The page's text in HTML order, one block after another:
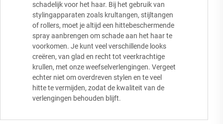
schadelijk voor het haar. Bij het gebruik van
stylingapparaten zoals krultangen, stijltangen
of rollers, moet je altijd een hittebeschermende
spray aanbrengen om schade aan het haar te
voorkomen. Je kunt veel verschillende looks
creëren, van glad en recht tot veerkrachtige
krullen, met onze weefselverlengingen. Vergeet
echter niet om overdreven stylen en te veel
hitte te vermijden, zodat de kwaliteit van de
verlengingen behouden blijft.